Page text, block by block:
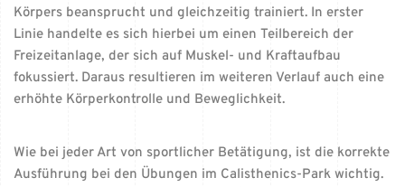
Körpers beansprucht und gleichzeitig trainiert. In erster
Linie handelte es sich hierbei um einen Teilbereich der
Freizeitanlage, der sich auf Muskel- und Kraftaufbau
fokussiert. Daraus resultieren im weiteren Verlauf auch eine
erhöhte Körperkontrolle und Beweglichkeit.
Wie bei jeder Art von sportlicher Betätigung, ist die korrekte
Ausführung bei den Übungen im Calisthenics-Park wichtig.